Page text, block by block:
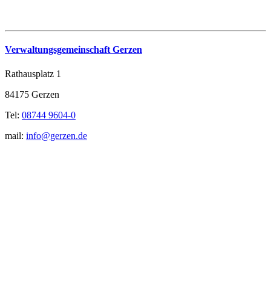
Verwaltungsgemeinschaft Gerzen
Rathausplatz 1
84175 Gerzen
Tel: 08744 9604-0
mail: info@gerzen.de